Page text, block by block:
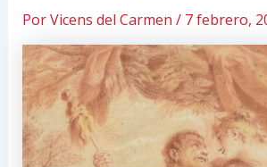
PorVicens del Carmen / 7 febrero,